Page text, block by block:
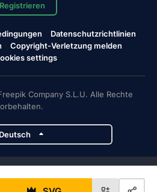
Registrieren
Datenschutzrichtlinien
Copyright-Verletzung melden
settings
Company S.L.U. Alle Rechte
Deutsch